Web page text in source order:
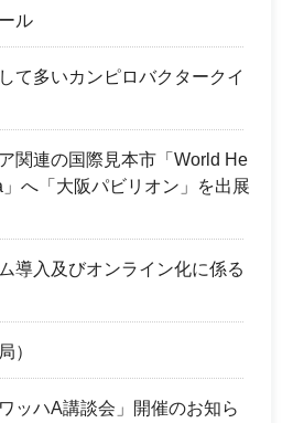
ル
て多いカンピロバクタークイ
関連の国際見本市「World He
へ「大阪パビリオン」を出展
導入及びオンライン化に係る
）
ッハA講談会」開催のお知ら